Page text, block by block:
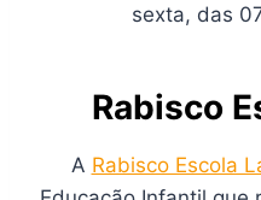
sexta, das
Rabisco
A Rabisco Escola